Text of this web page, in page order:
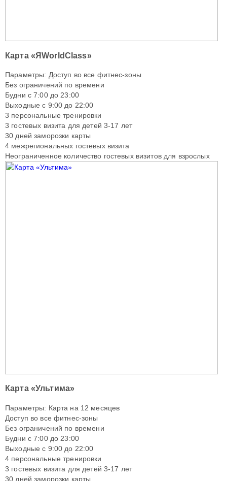
Карта «ЯWorldClass»
Параметры: Доступ во все фитнес-зоны
Без ограничений по времени
Будни с 7:00 до 23:00
Выходные с 9:00 до 22:00
3 персональные тренировки
3 гостевых визита для детей 3-17 лет
30 дней заморозки карты
4 межрегиональных гостевых визита
Неограниченное количество гостевых визитов для взрослых
Карта «Ультима»
Параметры: Карта на 12 месяцев
Доступ во все фитнес-зоны
Без ограничений по времени
Будни с 7:00 до 23:00
Выходные с 9:00 до 22:00
4 персональные тренировки
3 гостевых визита для детей 3-17 лет
30 дней заморозки карты